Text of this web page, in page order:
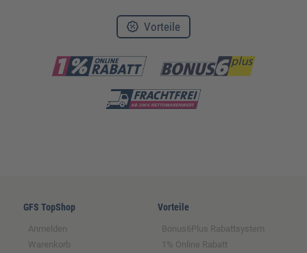
Vorteile
GFS TopShop
Anmelden
Warenkorb
Vorteile
Bonus6Plus Rabattsystem
1% Online Rabatt